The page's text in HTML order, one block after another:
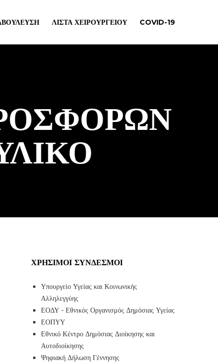
ΛΊΣΤΑ ΧΕΙΡΟΥΡΓΕΊΟΥ COVID-19
ΧΡΉΣΙΜΟΙ ΣΎΝΔΕΣΜΟΙ
Υπουργείο Υγείας και Κοινωνικής
Αλληλεγγύης
ΕΟΔΥ - Εθνικός Οργανισμός Δημόσιας Υγείας
ΕΟΠΥΥ
Εθνικό Κέντρο Δημόσιας Διοίκησης και
Αυτοδιοίκησης
Ψηφιακή Δήλωση Γέννησης